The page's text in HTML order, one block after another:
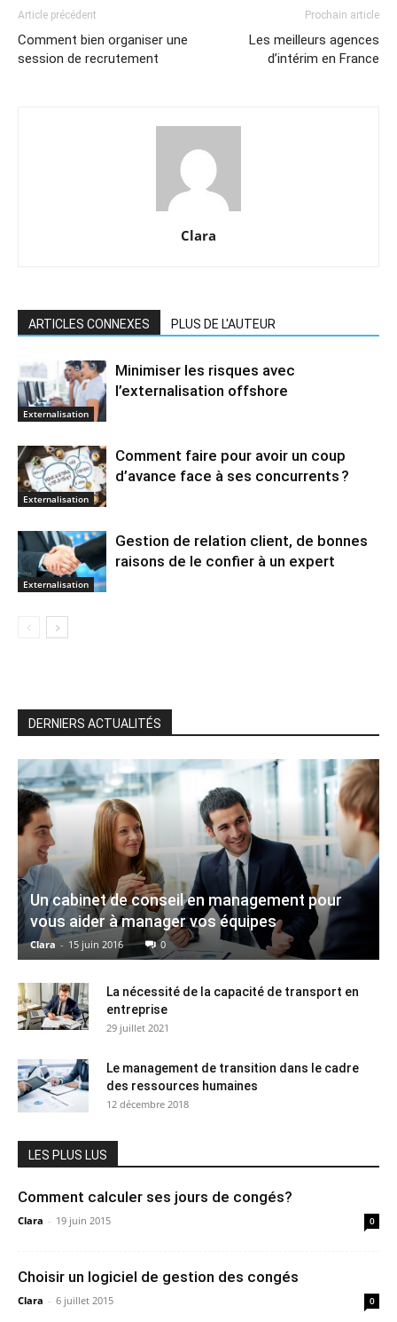
Article précédent
Comment bien organiser une
session de recrutement
Prochain article
Les meilleurs agences
d’intérim en France
Clara
ARTICLES CONNEXES PLUS DE L'AUTEUR
Externalisation
Minimiser les risques avec
l’externalisation offshore
Externalisation
Comment faire pour avoir un coup
d’avance face à ses concurrents ?
Externalisation
Gestion de relation client, de bonnes
raisons de le confier à un expert
DERNIERS ACTUALITÉS
Un cabinet de conseil en management pour
vous aider à manager vos équipes
Clara - 15 juin 2016 0
La nécessité de la capacité de transport en
entreprise
29 juillet 2021
Le management de transition dans le cadre
des ressources humaines
12 décembre 2018
LES PLUS LUS
Comment calculer ses jours de congés?
Clara - 19 juin 2015 0
Choisir un logiciel de gestion des congés
Clara - 6 juillet 2015 0